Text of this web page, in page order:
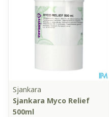
Sjankara
Sjankara Myco Relief
500ml